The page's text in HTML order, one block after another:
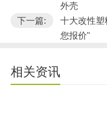
外壳
下一篇:
十大改性
您报价"
相关资讯